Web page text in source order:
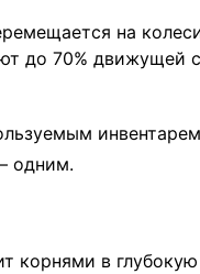
на
до 70%
одним.
в глубокую